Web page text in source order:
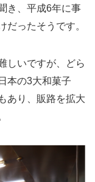
き、平成6年に事
だったそうです。
しいですが、どら
本の3大和菓子
あり、販路を拡大